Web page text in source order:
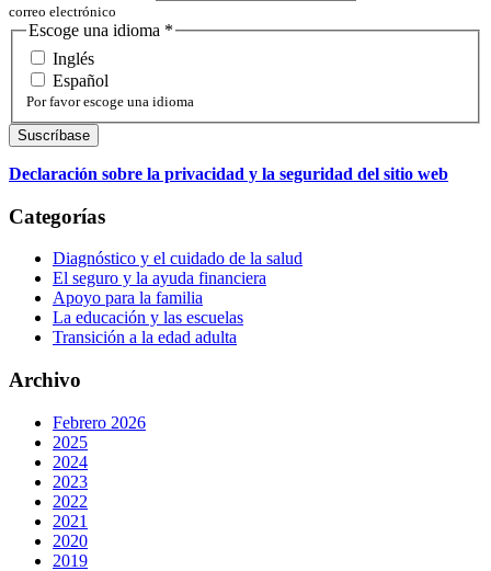
correo electrónico
Escoge una idioma *
Inglés
Español
Por favor escoge una idioma
Declaración sobre la privacidad y la seguridad del sitio web
Categorías
Diagnóstico y el cuidado de la salud
El seguro y la ayuda financiera
Apoyo para la familia
La educación y las escuelas
Transición a la edad adulta
Archivo
Febrero 2026
2025
2024
2023
2022
2021
2020
2019